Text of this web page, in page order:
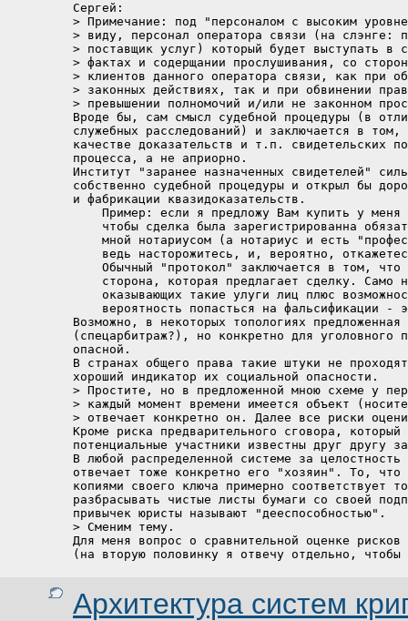
Сергей:
> Примечание: под "персоналом с высоким
> виду, персонал оператора связи (на слэнге:
> поставщик услуг) который будет выступать в
> фактах и содерщании прослушивания, со
> клиентов данного оператора связи, как при
> законных действиях, так и при обвинении
> превышении полномочий и/или не законном
Вроде бы, сам смысл судебной процедуры (в
служебных расследований) и заключается в
качестве доказательств и т.п. свидетельских
процесса, а не априорно.
Институт "заранее назначенных свидетелей"
собственно судебной процедуры и открыл бы
и фабрикации квазидоказательств.
Пример: если я предложу Вам купить у меня
чтобы сделка была зарегистрированна
мной нотариусом (а нотариус и есть
ведь насторожитесь, и, вероятно,
Обычный "протокол" заключается в том, что
сторона, которая предлагает сделку. Само
оказывающих такие улуги лиц плюс
вероятность попасться на фальсификации -
Возможно, в некоторых топологиях
(спецарбитраж?), но конкретно для уголовного
опасной.
В странах общего права такие штуки не
хороший индикатор их социальной опасности.
> Простите, но в предложенной мною схеме у
> каждый момент времени имеется объект
> отвечает конкретно он. Далее все риски
Кроме риска предварительного сговора,
потенциальные участники известны друг другу
В любой распределенной системе за
отвечает тоже конкретно его "хозяин". То,
копиями своего ключа примерно соответствует
разбрасывать чистые листы бумаги со своей
привычек юристы называют "дееспособностью".
> Сменим тему.
Для меня вопрос о сравнительной оценке рисков
Архитектура систем